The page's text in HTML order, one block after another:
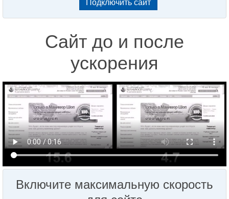
Сайт до и после
ускорения
Включите максимальную скорость